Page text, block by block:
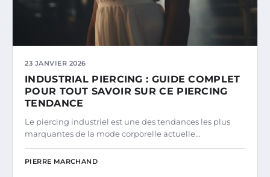
23 JANVIER 2026
INDUSTRIAL PIERCING : GUIDE COMPLET
POUR TOUT SAVOIR SUR CE PIERCING
TENDANCE
Le piercing industriel est une des tendances les plus
marquantes de la mode corporelle actuelle…
PIERRE MARCHAND